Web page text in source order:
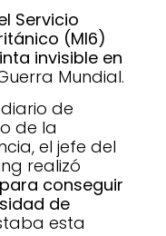
Servicio
(MI6)
invisible en
Mundial.
de
de la
el jefe del
realizó
conseguir
de
esta